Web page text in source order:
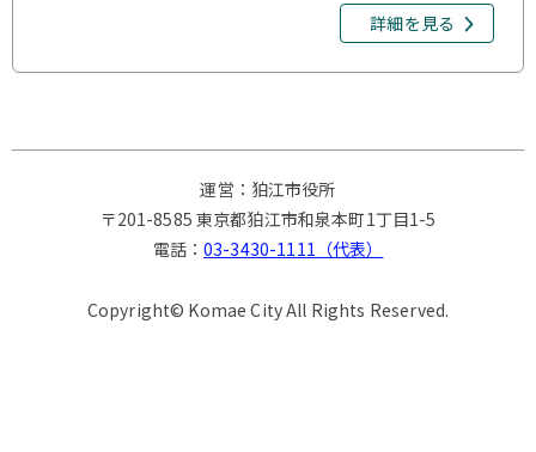
詳細を見る
運営：狛江市役所
〒201-8585 東京都狛江市和泉本町1丁目1-5
電話：03-3430-1111（代表）
Copyright© Komae City All Rights Reserved.